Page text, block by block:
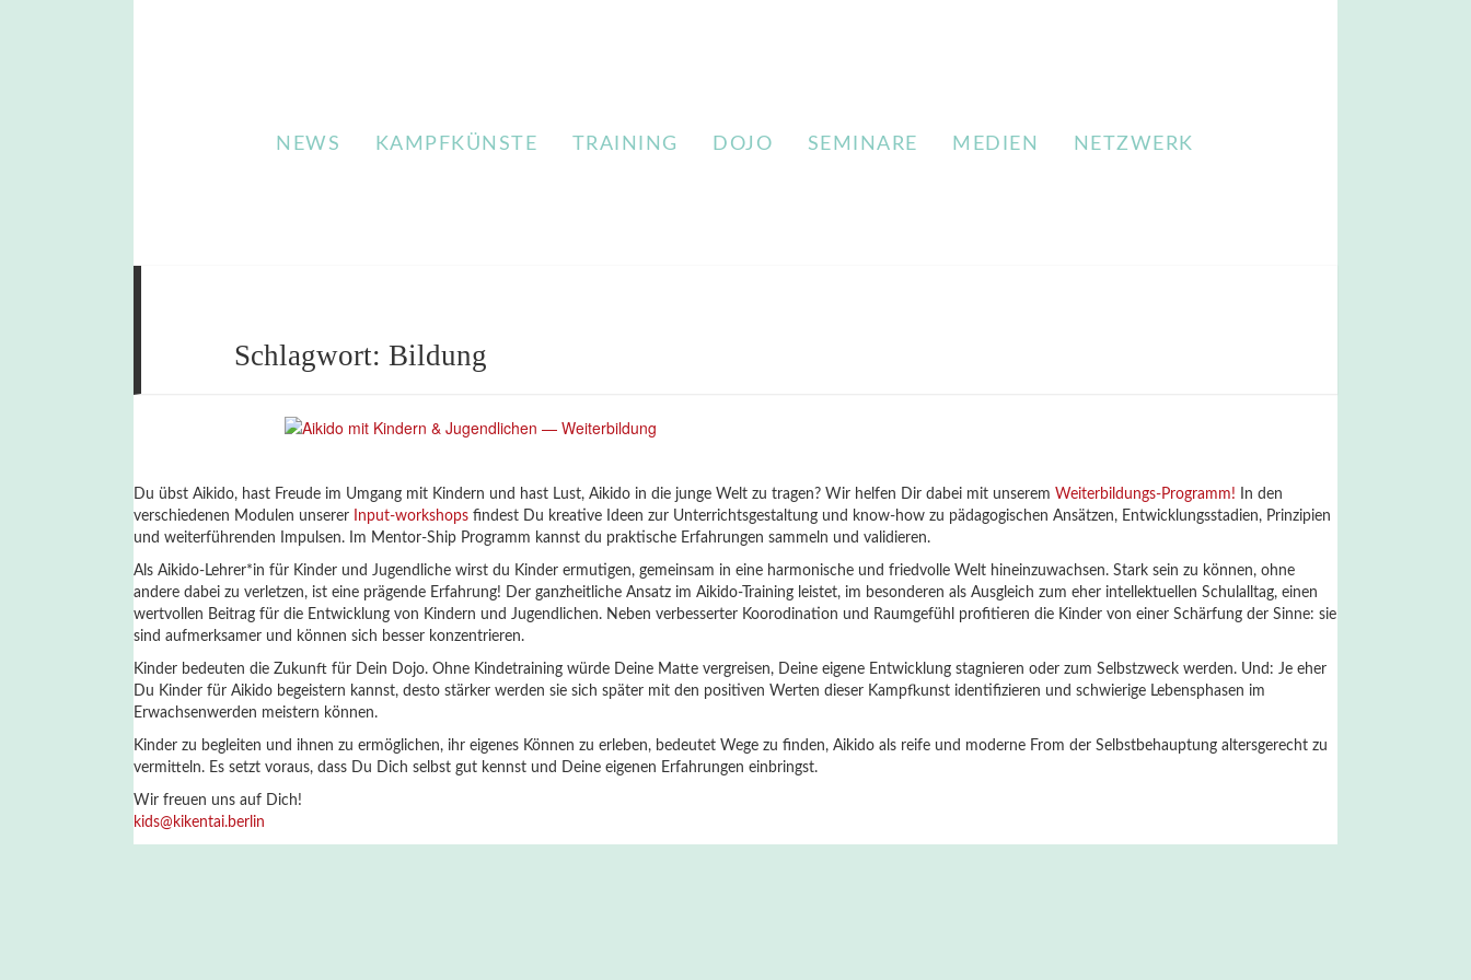
NEWS KAMPFKÜNSTE TRAINING DOJO SEMINARE MEDIEN NETZWERK
Schlagwort: Bildung
Du übst Aikido, hast Freude im Umgang mit Kindern und hast Lust, Aikido in die junge Welt zu tragen? Wir helfen Dir dabei mit unserem Weiterbildungs-Programm! In den
verschiedenen Modulen unserer
Input-workshops findest Du kreative Ideen zur Unterrichtsgestaltung und know-how zu pädagogischen Ansätzen, Entwicklungsstadien, Prinzipien
und weiterführenden Impulsen. Im Mentor-Ship Programm kannst du praktische Erfahrungen sammeln und validieren.
Als Aikido-Lehrer*in für Kinder und Jugendliche wirst du Kinder ermutigen, gemeinsam in eine harmonische und friedvolle Welt hineinzuwachsen. Stark sein zu können, ohne
andere dabei zu verletzen, ist eine prägende Erfahrung! Der ganzheitliche Ansatz im Aikido-Training leistet, im besonderen als Ausgleich zum eher intellektuellen Schulalltag, einen
wertvollen Beitrag für die Entwicklung von Kindern und Jugendlichen. Neben verbesserter Koorodination und Raumgefühl profitieren die Kinder von einer Schärfung der Sinne: sie
sind aufmerksamer und können sich besser konzentrieren.
Kinder bedeuten die Zukunft für Dein Dojo. Ohne Kindetraining würde Deine Matte vergreisen, Deine eigene Entwicklung stagnieren oder zum Selbstzweck werden. Und: Je eher
Du Kinder für Aikido begeistern kannst, desto stärker werden sie sich später mit den positiven Werten dieser Kampfkunst identifizieren und schwierige Lebensphasen im
Erwachsenwerden meistern können.
Kinder zu begleiten und ihnen zu ermöglichen, ihr eigenes Können zu erleben, bedeutet Wege zu finden, Aikido als reife und moderne From der Selbstbehauptung altersgerecht zu
vermitteln. Es setzt voraus, dass Du Dich selbst gut kennst und Deine eigenen Erfahrungen einbringst.
Wir freuen uns auf Dich!
kids@kikentai.berlin